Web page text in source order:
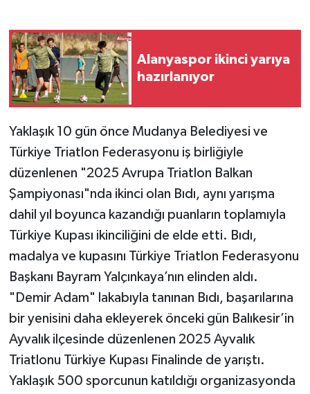
Alanyaspor ikinci yarıya
hazırlanıyor
Yaklaşık 10 gün önce Mudanya Belediyesi ve
Türkiye Triatlon Federasyonu iş birliğiyle
düzenlenen "2025 Avrupa Triatlon Balkan
Şampiyonası"nda ikinci olan Bıdı, aynı yarışma
dahil yıl boyunca kazandığı puanların toplamıyla
Türkiye Kupası ikinciliğini de elde etti. Bıdı,
madalya ve kupasını Türkiye Triatlon Federasyonu
Başkanı Bayram Yalçınkaya’nın elinden aldı.
"Demir Adam" lakabıyla tanınan Bıdı, başarılarına
bir yenisini daha ekleyerek önceki gün Balıkesir’in
Ayvalık ilçesinde düzenlenen 2025 Ayvalık
Triatlonu Türkiye Kupası Finalinde de yarıştı.
Yaklaşık 500 sporcunun katıldığı organizasyonda